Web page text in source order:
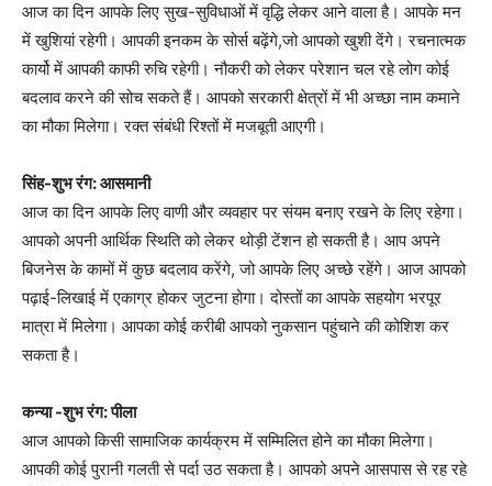
आज का दिन आपके लिए सुख-सुविधाओं में वृद्धि लेकर आने वाला है। आपके मन
में खुशियां रहेगी। आपकी इनकम के सोर्स बढ़ेंगे,जो आपको खुशी देंगे। रचनात्मक
कार्यो में आपकी काफी रुचि रहेगी। नौकरी को लेकर परेशान चल रहे लोग कोई
बदलाव करने की सोच सकते हैं। आपको सरकारी क्षेत्रों में भी अच्छा नाम कमाने
का मौका मिलेगा। रक्त संबंधी रिश्तों में मजबूती आएगी।
सिंह-शुभ रंग: आसमानी
आज का दिन आपके लिए वाणी और व्यवहार पर संयम बनाए रखने के लिए रहेगा।
आपको अपनी आर्थिक स्थिति को लेकर थोड़ी टेंशन हो सकती है। आप अपने
बिजनेस के कामों में कुछ बदलाव करेंगे, जो आपके लिए अच्छे रहेंगे। आज आपको
पढ़ाई-लिखाई में एकाग्र होकर जुटना होगा। दोस्तों का आपके सहयोग भरपूर
मात्रा में मिलेगा। आपका कोई करीबी आपको नुकसान पहुंचाने की कोशिश कर
सकता है।
कन्या -शुभ रंग: पीला
आज आपको किसी सामाजिक कार्यक्रम में सम्मिलित होने का मौका मिलेगा।
आपकी कोई पुरानी गलती से पर्दा उठ सकता है। आपको अपने आसपास से रह रहे